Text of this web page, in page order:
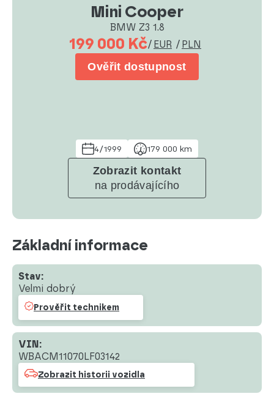
Mini Cooper
BMW Z3 1.8
199 000 Kč/ EUR / PLN
Ověřit dostupnost
4/1999 179 000 km
Zobrazit kontakt
na prodávajícího
Základní informace
Stav:
Velmi dobrý
Prověřit technikem
VIN:
WBACM11070LF03142
Zobrazit historii vozidla